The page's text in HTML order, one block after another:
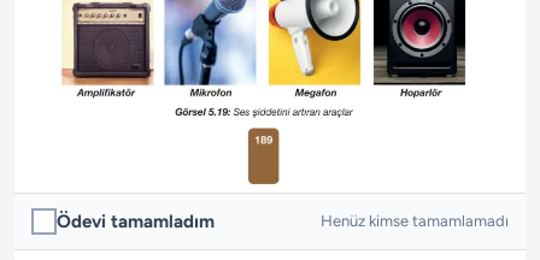
Ödevi tamamladım Henüz kimse tamamlamadı